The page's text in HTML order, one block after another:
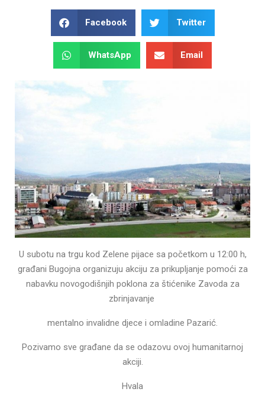
Facebook Twitter
WhatsApp Email
U subotu na trgu kod Zelene pijace sa početkom u 12:00 h,
građani Bugojna organizuju akciju za prikupljanje pomoći za
nabavku novogodišnjih poklona za štićenike Zavoda za
zbrinjavanje
mentalno invalidne djece i omladine Pazarić.
Pozivamo sve građane da se odazovu ovoj humanitarnoj
akciji.
Hvala